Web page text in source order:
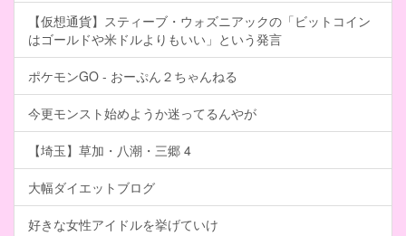
【仮想通貨】スティーブ・ウォズニアックの「ビットコイン
はゴールドや米ドルよりもいい」という発言
ポケモンGO - おーぷん２ちゃんねる
今更モンスト始めようか迷ってるんやが
【埼玉】草加・八潮・三郷 4
大幅ダイエットブログ
好きな女性アイドルを挙げていけ